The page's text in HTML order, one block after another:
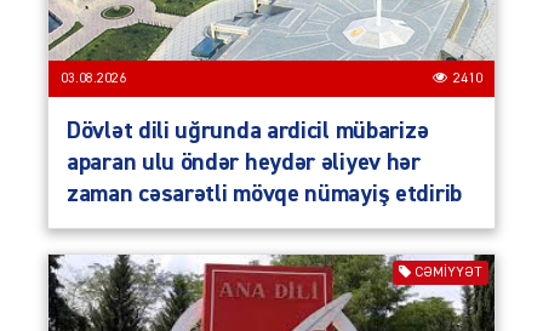
03.08.2026 2410
Dövlət dili uğrunda ardicil mübarizə
aparan ulu öndər heydər əliyev hər
zaman cəsarətli mövqe nümayiş etdirib
CƏMIYYƏT